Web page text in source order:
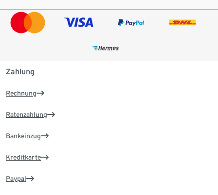
Zahlung
Rechnung
Ratenzahlung
Bankeinzug
Kreditkarte
Paypal